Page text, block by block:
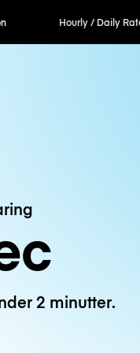
Hourly / Daily
2 minutter.